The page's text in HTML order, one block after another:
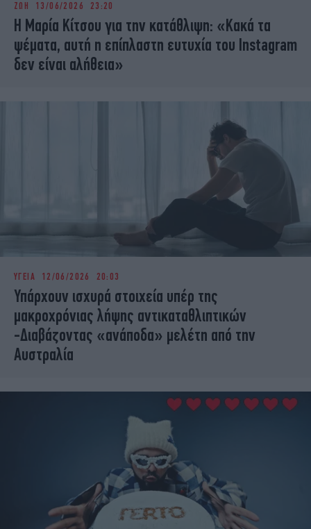
iBOOKS
OSCARS
THE OCEAN
MEDIA
ELAMEFORA
ΖΩΗ 13/06/2026 23:20
Η Μαρία Κίτσου για την κατάθλιψη: «Κακά τα
ψέματα, αυτή η επίπλαστη ευτυχία του Instagram
δεν είναι αλήθεια»
ΥΓΕΙΑ 12/06/2026 20:03
Υπάρχουν ισχυρά στοιχεία υπέρ της
μακροχρόνιας λήψης αντικαταθλιπτικών
-Διαβάζοντας «ανάποδα» μελέτη από την
Αυστραλία